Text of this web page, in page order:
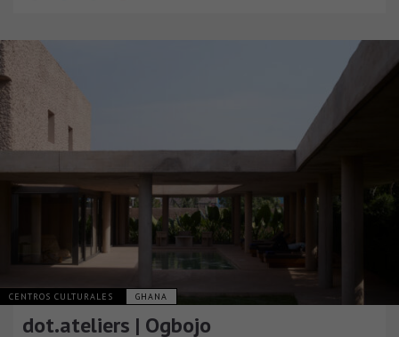
CENTROS CULTURALES GHANA
dot.ateliers | Ogbojo